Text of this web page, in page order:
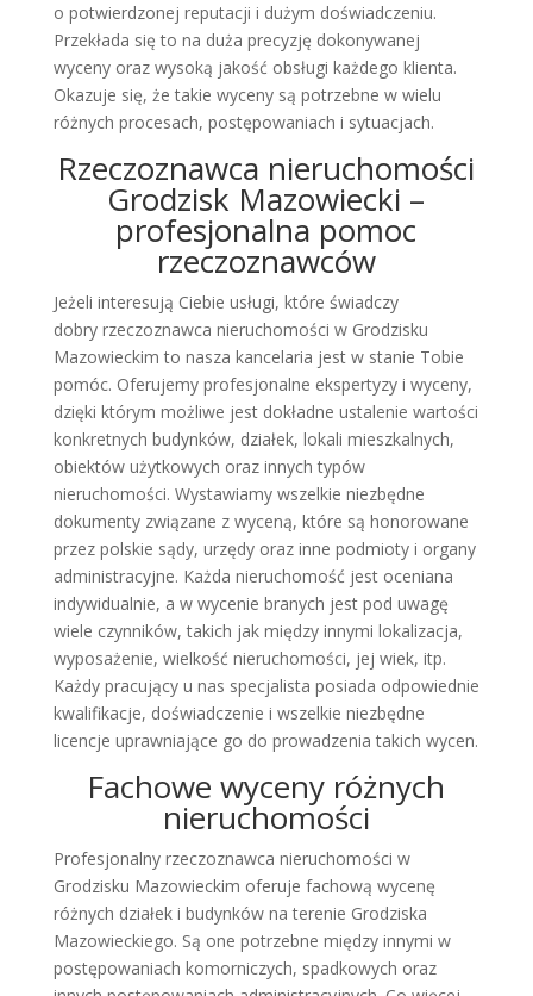
o potwierdzonej reputacji i dużym doświadczeniu.
Przekłada się to na duża precyzję dokonywanej
wyceny oraz wysoką jakość obsługi każdego klienta.
Okazuje się, że takie wyceny są potrzebne w wielu
różnych procesach, postępowaniach i sytuacjach.
Rzeczoznawca nieruchomości
Grodzisk Mazowiecki –
profesjonalna pomoc
rzeczoznawców
Jeżeli interesują Ciebie usługi, które świadczy
dobry rzeczoznawca nieruchomości w Grodzisku
Mazowieckim to nasza kancelaria jest w stanie Tobie
pomóc. Oferujemy profesjonalne ekspertyzy i wyceny,
dzięki którym możliwe jest dokładne ustalenie wartości
konkretnych budynków, działek, lokali mieszkalnych,
obiektów użytkowych oraz innych typów
nieruchomości. Wystawiamy wszelkie niezbędne
dokumenty związane z wyceną, które są honorowane
przez polskie sądy, urzędy oraz inne podmioty i organy
administracyjne. Każda nieruchomość jest oceniana
indywidualnie, a w wycenie branych jest pod uwagę
wiele czynników, takich jak między innymi lokalizacja,
wyposażenie, wielkość nieruchomości, jej wiek, itp.
Każdy pracujący u nas specjalista posiada odpowiednie
kwalifikacje, doświadczenie i wszelkie niezbędne
licencje uprawniające go do prowadzenia takich wycen.
Fachowe wyceny różnych
nieruchomości
Profesjonalny rzeczoznawca nieruchomości w
Grodzisku Mazowieckim oferuje fachową wycenę
różnych działek i budynków na terenie Grodziska
Mazowieckiego. Są one potrzebne między innymi w
postępowaniach komorniczych, spadkowych oraz